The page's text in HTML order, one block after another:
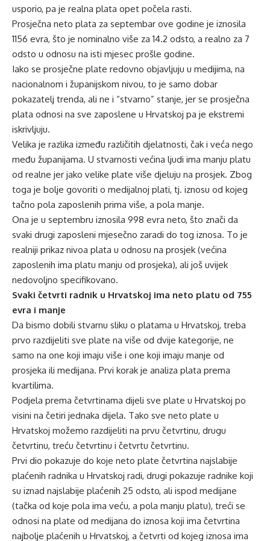
usporio, pa je realna plata opet počela rasti.
Prosječna neto plata za septembar ove godine je iznosila
1156 evra, što je nominalno više za 14.2 odsto, a realno za 7
odsto u odnosu na isti mjesec prošle godine.
Iako se prosječne plate redovno objavljuju u medijima, na
nacionalnom i županijskom nivou, to je samo dobar
pokazatelj trenda, ali ne i “stvarno” stanje, jer se prosječna
plata odnosi na sve zaposlene u Hrvatskoj pa je ekstremi
iskrivljuju.
Velika je razlika između različitih djelatnosti, čak i veća nego
među županijama. U stvarnosti većina ljudi ima manju platu
od realne jer jako velike plate više djeluju na prosjek. Zbog
toga je bolje govoriti o medijalnoj plati, tj. iznosu od kojeg
tačno pola zaposlenih prima više, a pola manje.
Ona je u septembru iznosila 998 evra neto, što znači da
svaki drugi zaposleni mjesečno zaradi do tog iznosa. To je
realniji prikaz nivoa plata u odnosu na prosjek (većina
zaposlenih ima platu manju od prosjeka), ali još uvijek
nedovoljno specifikovano.
Svaki četvrti radnik u Hrvatskoj ima neto platu od 755
evra i manje
Da bismo dobili stvarnu sliku o platama u Hrvatskoj, treba
prvo razdijeliti sve plate na više od dvije kategorije, ne
samo na one koji imaju više i one koji imaju manje od
prosjeka ili medijana. Prvi korak je analiza plata prema
kvartilima.
Podjela prema četvrtinama dijeli sve plate u Hrvatskoj po
visini na četiri jednaka dijela. Tako sve neto plate u
Hrvatskoj možemo razdijeliti na prvu četvrtinu, drugu
četvrtinu, treću četvrtinu i četvrtu četvrtinu.
Prvi dio pokazuje do koje neto plate četvrtina najslabije
plaćenih radnika u Hrvatskoj radi, drugi pokazuje radnike koji
su iznad najslabije plaćenih 25 odsto, ali ispod medijane
(tačka od koje pola ima veću, a pola manju platu), treći se
odnosi na plate od medijana do iznosa koji ima četvrtina
najbolje plaćenih u Hrvatskoj, a četvrti od kojeg iznosa ima